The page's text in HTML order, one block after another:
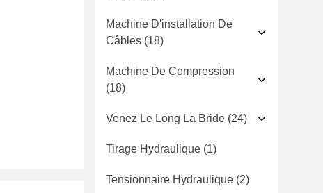
Machine D'installation De
Câbles (18)
Machine De Compression
(18)
Venez Le Long La Bride (24)
Tirage Hydraulique (1)
Tensionnaire Hydraulique (2)